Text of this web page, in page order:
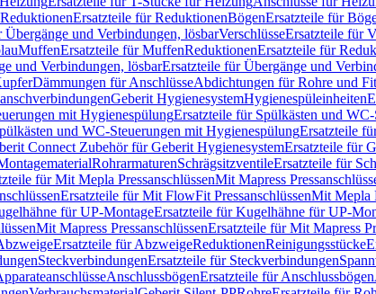
ReduktionenErsatzteile für ReduktionenBögenErsatzteile für
Übergänge und Verbindungen, lösbarVerschlüsseErsatzteile für
MuffenErsatzteile für MuffenReduktionenErsatzteile für
und Verbindungen, lösbarErsatzteile für Übergänge und
Dämmungen für AnschlüsseAbdichtungen für Rohre und
Geberit HygienesystemHygienespüleinheiten
mit HygienespülungErsatzteile für Spülkästen und
und WC-Steuerungen mit HygienespülungErsatzteile
Connect Zubehör für Geberit HygienesystemErsatzteile für
RohrarmaturenSchrägsitzventileErsatzteile für
für Mit Mepla PressanschlüssenMit Mapress
Ersatzteile für Mit FlowFit PressanschlüssenMit Mepla
für UP-MontageErsatzteile für Kugelhähne für UP-
Mit Mapress PressanschlüssenErsatzteile für Mit Mapress
Ersatzteile für AbzweigeReduktionenReinigungsstücke
SteckverbindungenErsatzteile für Steckverbindungen
AnschlussbögenErsatzteile für Anschlussbögen